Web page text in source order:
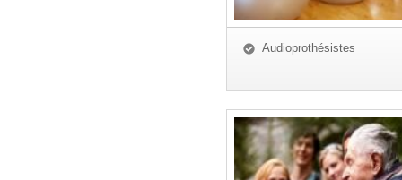
Audioprothésistes